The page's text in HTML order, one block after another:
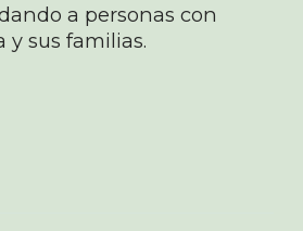
a personas con
y sus familias.